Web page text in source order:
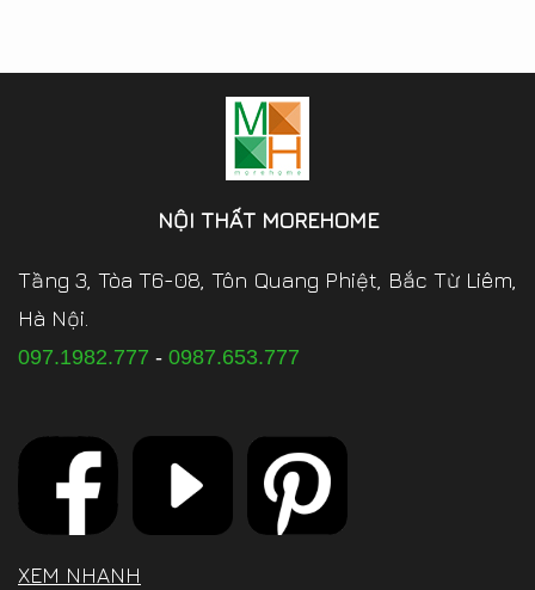
NỘI THẤT MOREHOME
Tầng 3, Tòa T6-08, Tôn Quang Phiệt, Bắc Từ Liêm,
Hà Nội.
097.1982.777 - 0987.653.777
XEM NHANH